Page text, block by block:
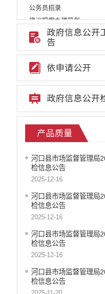
公务员招录
建议提案办理答复
减税降费
重大决策
维稳就业
乡村振兴
养老服务
医疗卫生
统计信息
公共文化服务
食品药品监管
产品质量
社会救助
涉农补贴
应急预案
安全生产
政府信息公开
告
依申请公开
政府信息公开
产品质量
河口县市场监督管理局
检信息公告
2025-12-16
河口县市场监督管理局
检信息公告
2025-12-16
河口县市场监督管理局
检信息公告
2025-12-16
河口县市场监督管理局
检信息公告